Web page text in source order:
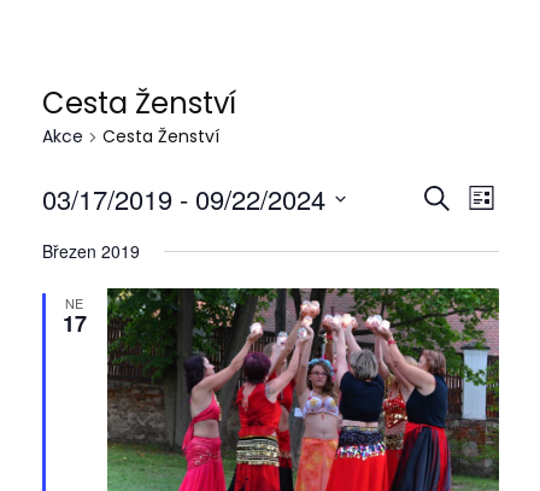
Cesta Ženství
Akce Cesta Ženství
N
i
g
a
c
e
H
E
D
A
T
N
v
i
g
a
c
e
p
r
S
N
A
M
03/17/2019 - 09/22/2024
y
b
Březen 2019
NE
17